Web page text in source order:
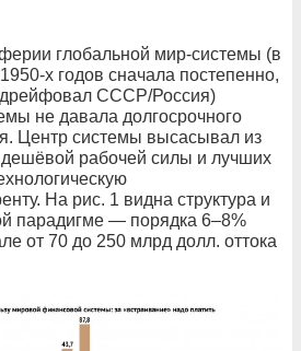
глобальной мир-системы (в
годов сначала постепенно,
дрейфовал СССР/Россия)
не давала долгосрочного
Центр системы высасывал из
рабочей силы и лучших
На рис. 1 видна структура и
парадигме — порядка 6–8%
от 70 до 250 млрд долл. оттока